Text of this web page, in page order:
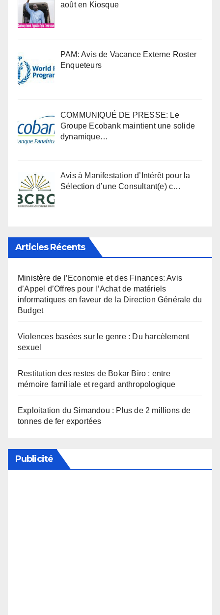
août en Kiosque
PAM: Avis de Vacance Externe Roster
Enqueteurs
COMMUNIQUÉ DE PRESSE: Le
Groupe Ecobank maintient une solide
dynamique…
Avis à Manifestation d’Intérêt pour la
Sélection d’une Consultant(e) c…
Articles Récents
Ministère de l’Economie et des Finances: Avis
d’Appel d’Offres pour l’Achat de matériels
informatiques en faveur de la Direction Générale du
Budget
Violences basées sur le genre : Du harcèlement
sexuel
Restitution des restes de Bokar Biro : entre
mémoire familiale et regard anthropologique
Exploitation du Simandou : Plus de 2 millions de
tonnes de fer exportées
Publicité